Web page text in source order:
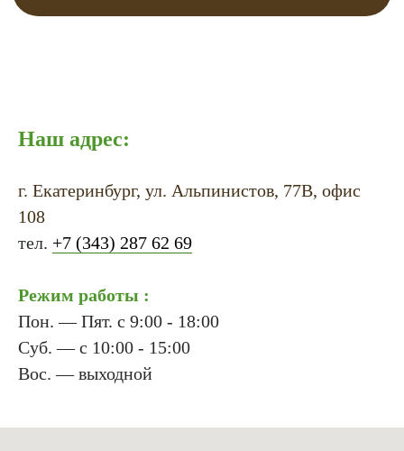
Наш адрес:
г. Екатеринбург, ул. Альпинистов, 77В, офис
108
тел. +7 (343) 287 62 69
Режим работы :
Пон. — Пят. с 9:00 - 18:00
Суб. — с 10:00 - 15:00
Вос. — выходной